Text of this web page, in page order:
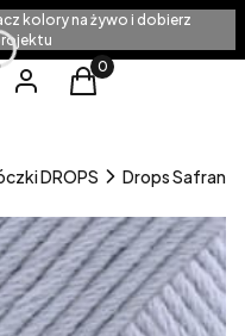
kolory na żywo i dobierz
Zaloguj sięProdukty w
Koszyk
DROPS Drops Safran